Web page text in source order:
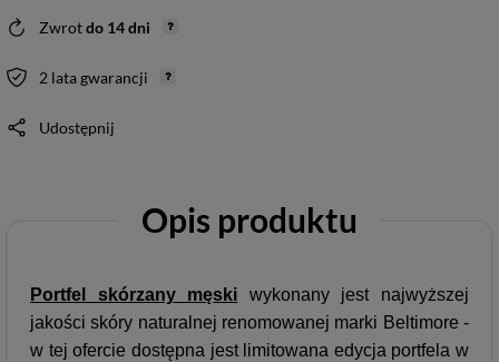
Zwrotdo 14dni
2 lata gwarancji
Udostępnij
Opis produktu
Portfel skórzany męski
wykonany jest najwyższej
jakości skóry naturalnej renomowanej marki Beltimore -
w tej ofercie dostępna jest limitowana edycja portfela w